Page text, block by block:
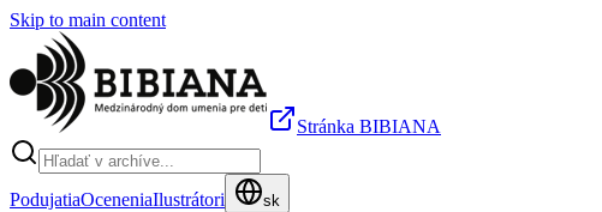
Skip to main content
Stránka BIBIANA
PodujatiaOceneniaIlustrátori sk